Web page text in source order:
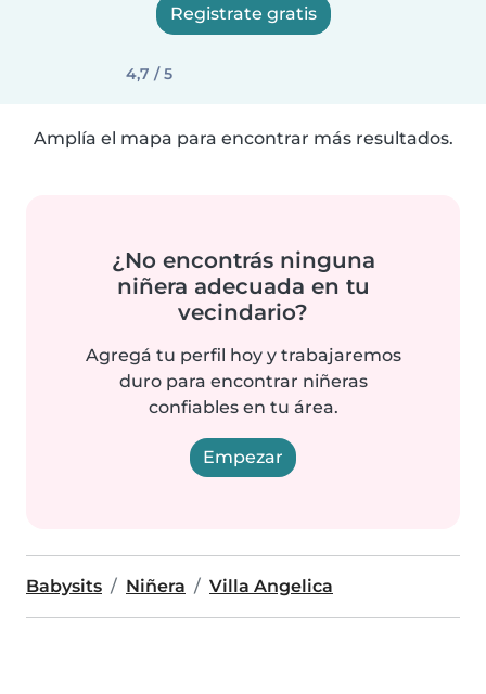
Registrate gratis
4,7 / 5
Amplía el mapa para encontrar más resultados.
¿No encontrás ninguna
niñera adecuada en tu
vecindario?
Agregá tu perfil hoy y trabajaremos
duro para encontrar niñeras
confiables en tu área.
Empezar
Babysits Niñera Villa Angelica